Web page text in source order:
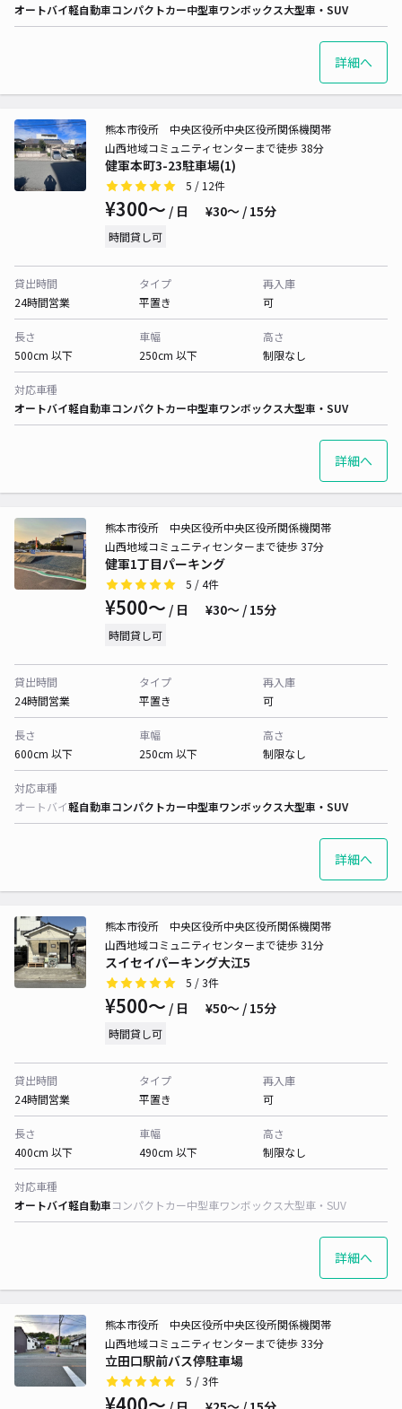
オートバイ軽自動車コンパクトカー中型車ワンボックス大型車・SUV
詳細へ
健軍本町3-23駐車場(1)
熊本市役所 中央区役所中央区役所関係機関帯
山西地域コミュニティセンターまで徒歩 38分
5 / 12件
¥300〜 / 日 ¥30〜 / 15分
時間貸し可
貸出時間
24時間営業
タイプ
平置き
再入庫
可
長さ
500cm 以下
車幅
250cm 以下
高さ
制限なし
対応車種
オートバイ軽自動車コンパクトカー中型車ワンボックス大型車・SUV
詳細へ
健軍1丁目パーキング
熊本市役所 中央区役所中央区役所関係機関帯
山西地域コミュニティセンターまで徒歩 37分
5 / 4件
¥500〜 / 日 ¥30〜 / 15分
時間貸し可
貸出時間
24時間営業
タイプ
平置き
再入庫
可
長さ
600cm 以下
車幅
250cm 以下
高さ
制限なし
対応車種
オートバイ軽自動車コンパクトカー中型車ワンボックス大型車・SUV
詳細へ
スイセイパーキング大江5
熊本市役所 中央区役所中央区役所関係機関帯
山西地域コミュニティセンターまで徒歩 31分
5 / 3件
¥500〜 / 日 ¥50〜 / 15分
時間貸し可
貸出時間
24時間営業
タイプ
平置き
再入庫
可
長さ
400cm 以下
車幅
490cm 以下
高さ
制限なし
対応車種
オートバイ軽自動車コンパクトカー中型車ワンボックス大型車・SUV
詳細へ
立田口駅前バス停駐車場
熊本市役所 中央区役所中央区役所関係機関帯
山西地域コミュニティセンターまで徒歩 33分
5 / 3件